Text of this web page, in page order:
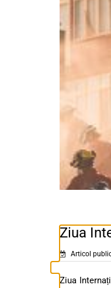
Ziua
Articol
Ziua